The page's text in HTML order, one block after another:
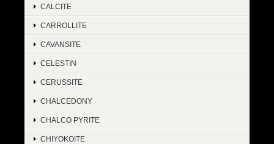
CALCITE
CARROLLITE
CAVANSITE
CELESTIN
CERUSSITE
CHALCEDONY
CHALCO PYRITE
CHIYOKOITE